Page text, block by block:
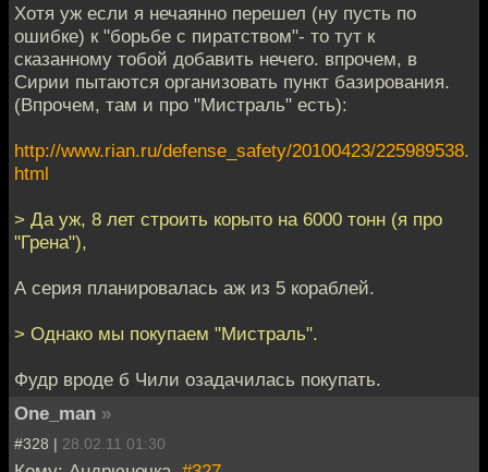
Хотя уж если я нечаянно перешел (ну пусть по
ошибке) к "борьбе с пиратством"- то тут к
сказанному тобой добавить нечего. впрочем, в
Сирии пытаются организовать пункт базирования.
(Впрочем, там и про "Мистраль" есть):
http://www.rian.ru/defense_safety/20100423/225989538.
html
> Да уж, 8 лет строить корыто на 6000 тонн (я про
"Грена"),
А серия планировалась аж из 5 кораблей.
> Однако мы покупаем "Мистраль".
Фудр вроде б Чили озадачилась покупать.
One_man »
#328 | 28.02.11 01:30